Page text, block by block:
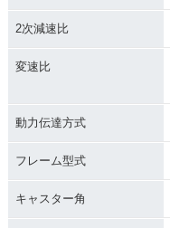
2次減速比
変速比
動力伝達方式
フレーム型式
キャスター角